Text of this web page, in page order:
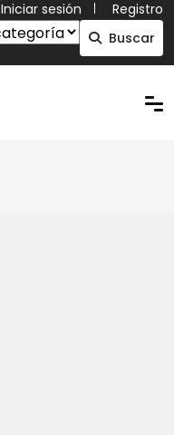
Buscar
Iniciar sesión Registro